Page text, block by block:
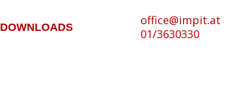
DOWNLOADS
office@impit.at
01/3630330